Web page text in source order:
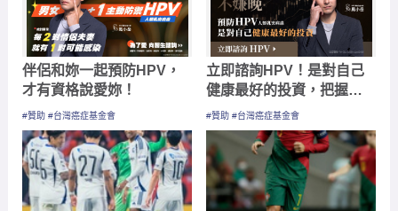
伴侶和妳一起預防HPV，
才有資格說愛妳！
#贊助 #台灣癌症基金會
立即諮詢HPV！是對自己
健康最好的投資，把握現
在不嫌晚！
#贊助 #台灣癌症基金會